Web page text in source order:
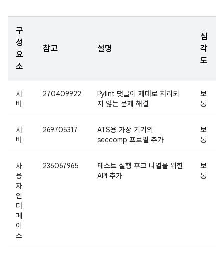
구
성
요
소
참고 설명
심
각
도
서
버
270409922
Pylint 댓글이 제대로 처리되
지 않는 문제 해결
보
통
서
버
269705317
ATS용 가상 기기의
seccomp 프로필 추가
보
통
사
용
자
인
터
페
이
스
236067965
테스트 실행 후크 나열을 위한
API 추가
보
통